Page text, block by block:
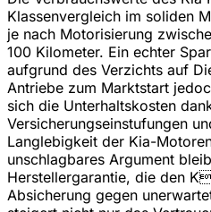
Klassenvergleich im soliden
je nach Motorisierung
100 Kilometer. Ein echter
aufgrund des Verzichts auf
Antriebe zum Marktstart
sich die Unterhaltskosten
Versicherungseinstufungen
Langlebigkeit der Kia-
unschlagbares Argument
Herstellergarantie, die den
Absicherung gegen